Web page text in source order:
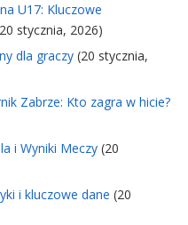
U17: Kluczowe
stycznia, 2026)
dla graczy (20 stycznia,
Zabrze: Kto zagra w hicie?
i Wyniki Meczy (20
i kluczowe dane (20